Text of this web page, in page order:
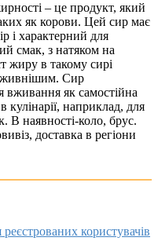
– це продукт, який
як корови. Цей сир має
і характерний для
смак, з натяком на
жиру в такому сирі
Сир
вживання як самостійна
кулінарії, наприклад, для
В наявності-коло, брус.
доставка в регіони
реєстрованих користувачів